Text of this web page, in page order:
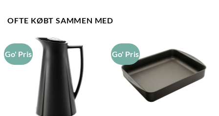
OFTE KØBT SAMMEN MED
Go' Pris Go' Pris